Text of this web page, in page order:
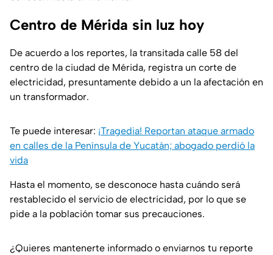
Centro de Mérida sin luz hoy
De acuerdo a los reportes, la transitada calle 58 del
centro de la ciudad de Mérida, registra un corte de
electricidad, presuntamente debido a un la afectación en
un transformador.
Te puede interesar: ¡Tragedia! Reportan ataque armado
en calles de la Península de Yucatán; abogado perdió la
vida
Hasta el momento, se desconoce hasta cuándo será
restablecido el servicio de electricidad, por lo que se
pide a la población tomar sus precauciones.
¿Quieres mantenerte informado o enviarnos tu reporte